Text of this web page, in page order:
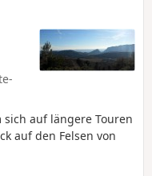
auf längere Touren
auf den Felsen von